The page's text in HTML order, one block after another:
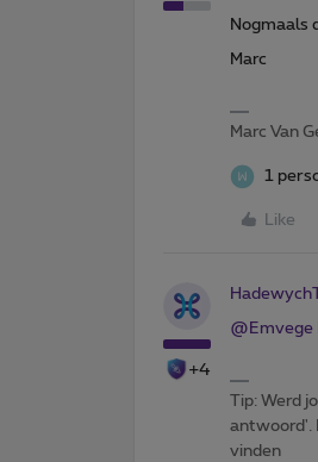
Nogmaals
Marc
Marc Van
1
Like
+4
@Emvege
Tip: Werd
antwoord'.
vinden